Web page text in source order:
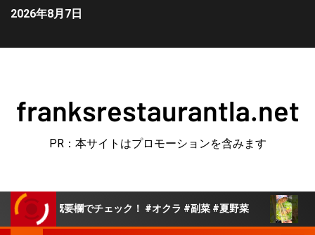
2026年8月7日
franksrestaurantla.net
PR：本サイトはプロモーションを含みます
概要欄でチェック！ #オクラ #副菜 #夏野菜 クックパ